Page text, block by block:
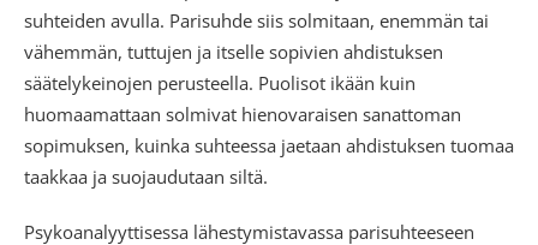
suhteiden avulla. Parisuhde siis solmitaan, enemmän tai
vähemmän, tuttujen ja itselle sopivien ahdistuksen
säätelykeinojen perusteella. Puolisot ikään kuin
huomaamattaan solmivat hienovaraisen sanattoman
sopimuksen, kuinka suhteessa jaetaan ahdistuksen tuomaa
taakkaa ja suojaudutaan siltä.
Psykoanalyyttisessa lähestymistavassa parisuhteeseen